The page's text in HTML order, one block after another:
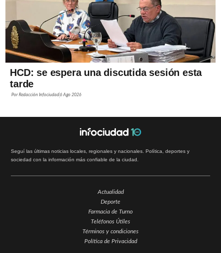
HCD: se espera una discutida sesión esta
tarde
PorRedacción Infociudad6 Ago 2026
Seguí las últimas noticias locales, regionales y nacionales. Política, deportes y
sociedad con la información más confiable de la ciudad.
Actualidad
Deporte
Farmacia de Turno
Teléfonos Útiles
Términos y condiciones
Política de Privacidad